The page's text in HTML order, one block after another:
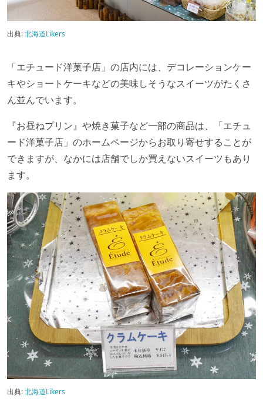
出典:北海道Likers
「エチュード洋菓子店」の店内には、デコレーションケー
キやショートケーキなどの美味しそうなスイーツがたくさ
ん並んでいます。
『お昼ねプリン』や焼き菓子など一部の商品は、「エチュ
ード洋菓子店」のホームページからお取り寄せすることが
できますが、なかには店舗でしか買えないスイーツもあり
ます。
出典:北海道Likers